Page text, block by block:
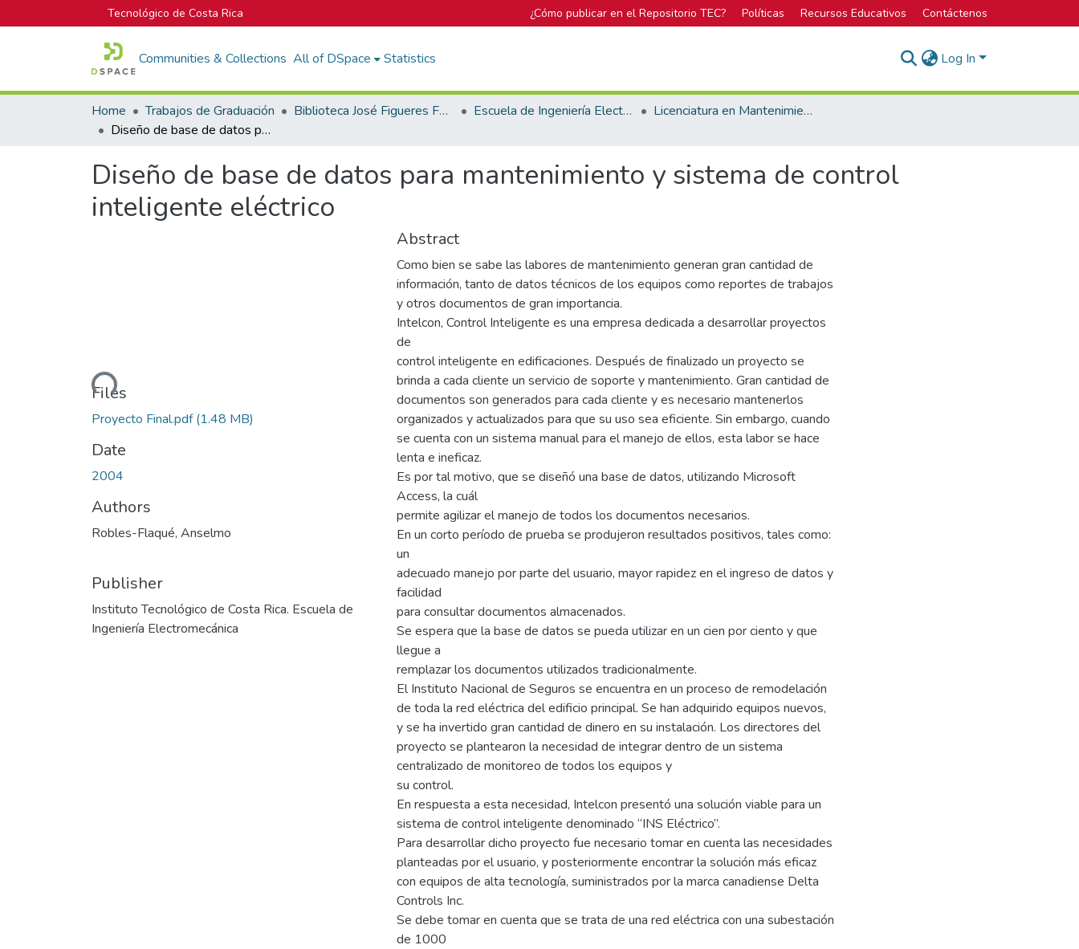
Tecnológico de Costa Rica ¿Cómo publicar en el Repositorio TEC? Políticas Recursos Educativos Contáctenos
Communities & Collections All of DSpace Statistics Log In
Home Trabajos de Graduación Biblioteca José Figueres Ferrer Escuela de Ingeniería Electromecánica
Licenciatura en Mantenimiento Industrial
Diseño de base de datos para mantenimiento y sistema de control inteligente eléctrico
Diseño de base de datos para mantenimiento y sistema de control
inteligente eléctrico
Loading...
Files
Proyecto Final.pdf(1.48 MB)
Date
2004
Authors
Robles-Flaqué, Anselmo
Publisher
Instituto Tecnológico de Costa Rica. Escuela de
Ingeniería Electromecánica
Abstract
Como bien se sabe las labores de mantenimiento generan gran cantidad de
información, tanto de datos técnicos de los equipos como reportes de trabajos
y otros documentos de gran importancia.
Intelcon, Control Inteligente es una empresa dedicada a desarrollar proyectos
de
control inteligente en edificaciones. Después de finalizado un proyecto se
brinda a cada cliente un servicio de soporte y mantenimiento. Gran cantidad de
documentos son generados para cada cliente y es necesario mantenerlos
organizados y actualizados para que su uso sea eficiente. Sin embargo, cuando
se cuenta con un sistema manual para el manejo de ellos, esta labor se hace
lenta e ineficaz.
Es por tal motivo, que se diseñó una base de datos, utilizando Microsoft
Access, la cuál
permite agilizar el manejo de todos los documentos necesarios.
En un corto período de prueba se produjeron resultados positivos, tales como:
un
adecuado manejo por parte del usuario, mayor rapidez en el ingreso de datos y
facilidad
para consultar documentos almacenados.
Se espera que la base de datos se pueda utilizar en un cien por ciento y que
llegue a
remplazar los documentos utilizados tradicionalmente.
El Instituto Nacional de Seguros se encuentra en un proceso de remodelación
de toda la red eléctrica del edificio principal. Se han adquirido equipos nuevos,
y se ha invertido gran cantidad de dinero en su instalación. Los directores del
proyecto se plantearon la necesidad de integrar dentro de un sistema
centralizado de monitoreo de todos los equipos y
su control.
En respuesta a esta necesidad, Intelcon presentó una solución viable para un
sistema de control inteligente denominado “INS Eléctrico”.
Para desarrollar dicho proyecto fue necesario tomar en cuenta las necesidades
planteadas por el usuario, y posteriormente encontrar la solución más eficaz
con equipos de alta tecnología, suministrados por la marca canadiense Delta
Controls Inc.
Se debe tomar en cuenta que se trata de una red eléctrica con una subestación
de 1000